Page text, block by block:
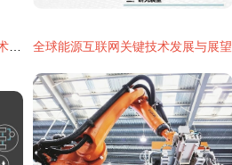
全球能源互联网关键技术发展与展望